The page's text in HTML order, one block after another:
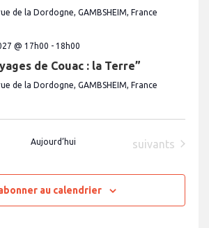
de la Dordogne, GAMBSHEIM, France
@ 17h00 - 18h00
de Couac : la Terre”
de la Dordogne, GAMBSHEIM, France
Aujourd’hui Évènements
suivants
au calendrier